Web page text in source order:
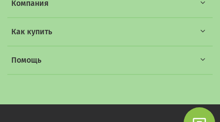
Компания
Как купить
Помощь